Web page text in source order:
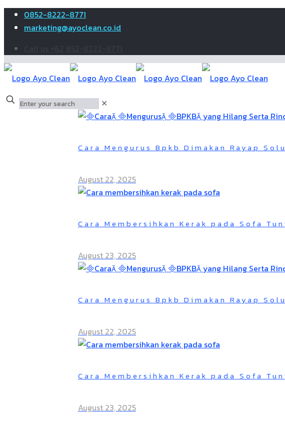
0852-8222-8771
marketing@ayoclean.co.id
✕
Cara Mengurus Bpkb Dimakan Rayap
August 22, 2025
Cara Membersihkan Kerak pada Sofa
August 23, 2025
Cara Mengurus Bpkb Dimakan Rayap
August 22, 2025
Cara Membersihkan Kerak pada Sofa
August 23, 2025